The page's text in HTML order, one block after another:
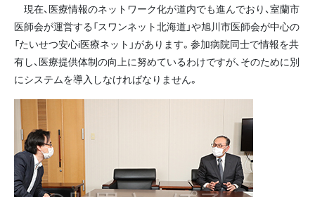
現在、医療情報のネットワーク化が道内でも進んでおり、室蘭市
医師会が運営する「スワンネット北海道」や旭川市医師会が中心の
「たいせつ安心i医療ネット」があります。参加病院同士で情報を共
有し、医療提供体制の向上に努めているわけですが、そのために別
にシステムを導入しなければなりません。